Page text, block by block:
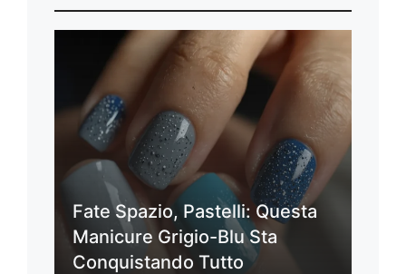
Fate Spazio, Pastelli: Questa
Manicure Grigio-Blu Sta
Conquistando Tutto